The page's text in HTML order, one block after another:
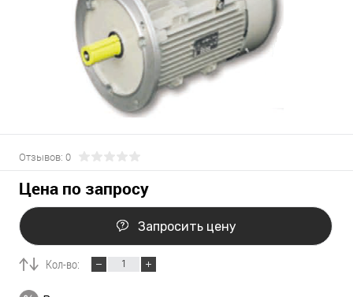
Отзывов: 0
Цена по запросу
Запросить цену
Кол-во: